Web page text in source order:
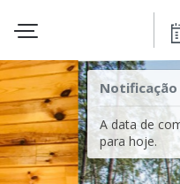
Notificação
A data de
para hoje.